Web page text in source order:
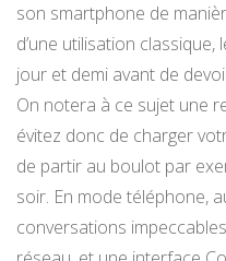
son smartphone de
d’une utilisation
jour et demi avant de
On notera à ce sujet une
évitez donc de charger
de partir au boulot par
soir. En mode téléphone,
conversations